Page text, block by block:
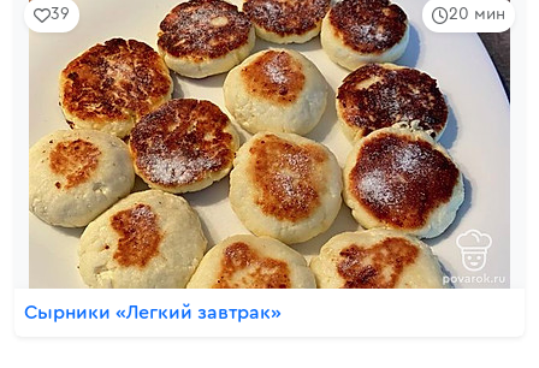
20 мин
39
Сырники «Легкий завтрак»